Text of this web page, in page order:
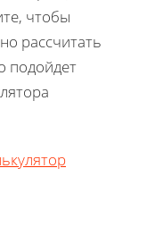
чтобы
рассчитать
подойдет